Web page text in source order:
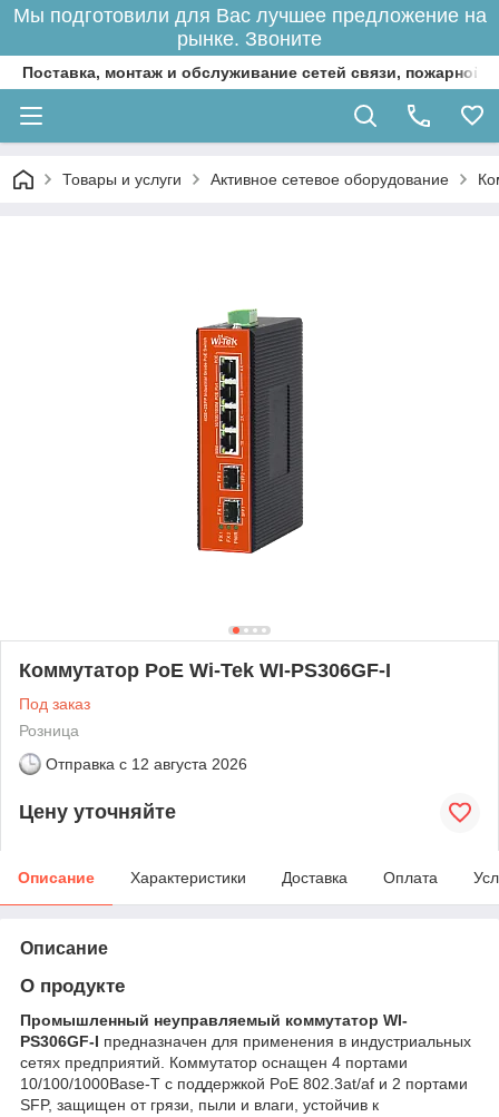
Мы подготовили для Вас лучшее предложение на
рынке. Звоните
Поставка, монтаж и обслуживание сетей связи, пожарной
Товары и услуги Активное сетевое оборудование
Коммутатор PoE Wi-Tek WI-PS306GF-I
Под заказ
Розница
Отправка с 12 августа 2026
Цену уточняйте
Описание Характеристики Доставка Оплата
Описание
О продукте
Промышленный неуправляемый коммутатор WI-
PS306GF-I предназначен для применения в индустриальных
сетях предприятий. Коммутатор оснащен 4 портами
10/100/1000Base-Т с поддержкой PoE 802.3at/af и 2 портами
SFP, защищен от грязи, пыли и влаги, устойчив к